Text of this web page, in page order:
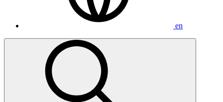
en